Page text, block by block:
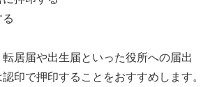
る
転居届や出生届といった役所への届出
認印で押印することをおすすめします。